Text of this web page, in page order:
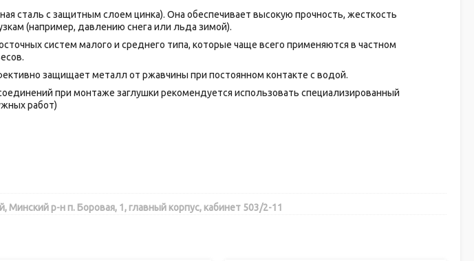
сталь с защитным слоем цинка). Она обеспечивает высокую прочность, жесткость
(например, давлению снега или льда зимой).
систем малого и среднего типа, которые чаще всего применяются в частном
защищает металл от ржавчины при постоянном контакте с водой.
при монтаже заглушки рекомендуется использовать специализированный
работ)
р-н п. Боровая, 1, главный корпус, кабинет 503/2-11